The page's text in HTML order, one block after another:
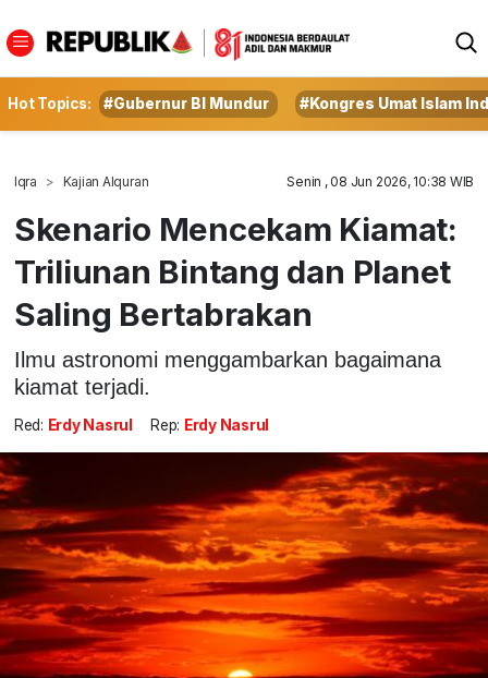
Hot Topics: #Gubernur BI Mundur #Kongres Umat Islam
Iqra Kajian Alquran Senin , 08 Jun 2026, 10:38 WIB
Skenario Mencekam Kiamat:
Triliunan Bintang dan Planet
Saling Bertabrakan
Ilmu astronomi menggambarkan bagaimana
kiamat terjadi.
Red: Erdy Nasrul Rep: Erdy Nasrul